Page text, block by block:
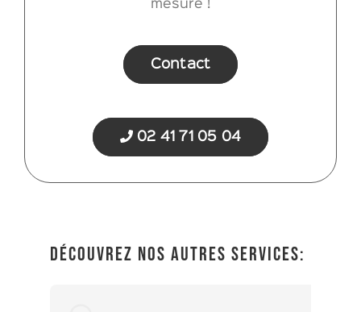
mesure !
Contact
02 41 71 05 04
Découvrez nos autres services: